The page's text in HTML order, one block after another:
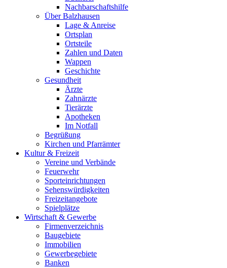
Nachbarschaftshilfe
Über Balzhausen
Lage & Anreise
Ortsplan
Ortsteile
Zahlen und Daten
Wappen
Geschichte
Gesundheit
Ärzte
Zahnärzte
Tierärzte
Apotheken
Im Notfall
Begrüßung
Kirchen und Pfarrämter
Kultur & Freizeit
Vereine und Verbände
Feuerwehr
Sporteinrichtungen
Sehenswürdigkeiten
Freizeitangebote
Spielplätze
Wirtschaft & Gewerbe
Firmenverzeichnis
Baugebiete
Immobilien
Gewerbegebiete
Banken